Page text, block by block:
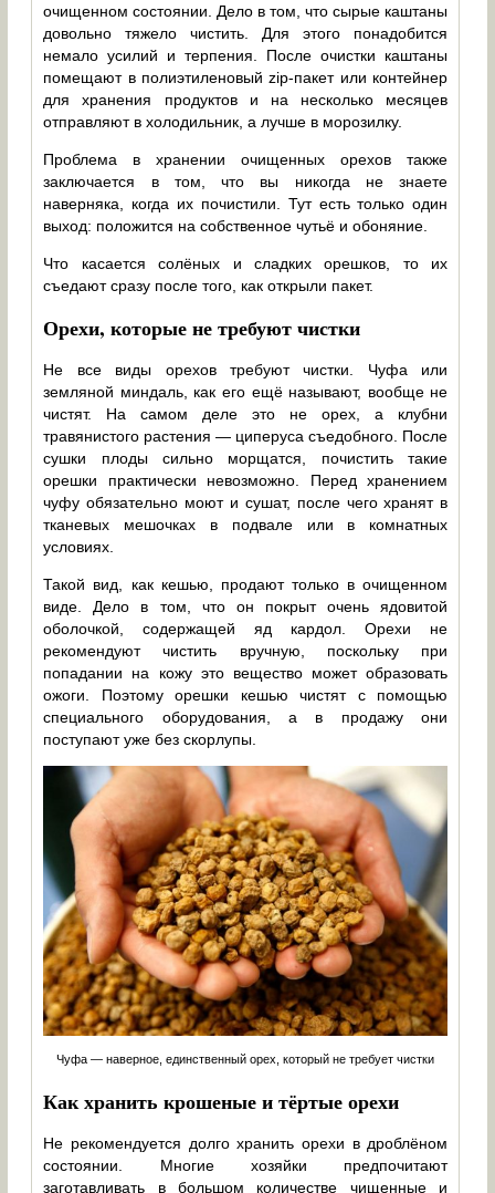
очищенном состоянии. Дело в том, что сырые каштаны
довольно тяжело чистить. Для этого понадобится
немало усилий и терпения. После очистки каштаны
помещают в полиэтиленовый zip-пакет или контейнер
для хранения продуктов и на несколько месяцев
отправляют в холодильник, а лучше в морозилку.
Проблема в хранении очищенных орехов также
заключается в том, что вы никогда не знаете
наверняка, когда их почистили. Тут есть только один
выход: положится на собственное чутьё и обоняние.
Что касается солёных и сладких орешков, то их
съедают сразу после того, как открыли пакет.
Орехи, которые не требуют чистки
Не все виды орехов требуют чистки. Чуфа или
земляной миндаль, как его ещё называют, вообще не
чистят. На самом деле это не орех, а клубни
травянистого растения — циперуса съедобного. После
сушки плоды сильно морщатся, почистить такие
орешки практически невозможно. Перед хранением
чуфу обязательно моют и сушат, после чего хранят в
тканевых мешочках в подвале или в комнатных
условиях.
Такой вид, как кешью, продают только в очищенном
виде. Дело в том, что он покрыт очень ядовитой
оболочкой, содержащей яд кардол. Орехи не
рекомендуют чистить вручную, поскольку при
попадании на кожу это вещество может образовать
ожоги. Поэтому орешки кешью чистят с помощью
специального оборудования, а в продажу они
поступают уже без скорлупы.
Чуфа — наверное, единственный орех, который не требует чистки
Как хранить крошеные и тёртые орехи
Не рекомендуется долго хранить орехи в дроблёном
состоянии. Многие хозяйки предпочитают
заготавливать в большом количестве чищенные и